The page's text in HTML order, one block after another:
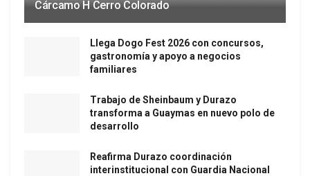
Cárcamo H Cerro Colorado
Llega Dogo Fest 2026 con concursos,
gastronomía y apoyo a negocios
familiares
Trabajo de Sheinbaum y Durazo
transforma a Guaymas en nuevo polo de
desarrollo
Reafirma Durazo coordinación
interinstitucional con Guardia Nacional